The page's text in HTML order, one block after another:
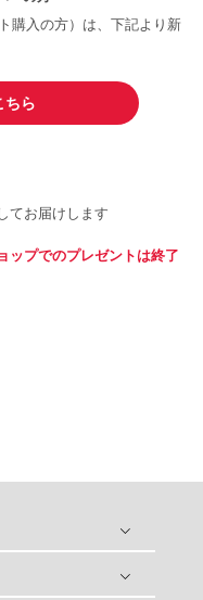
購入の方）は、下記より新
ちら
てお届けします
ップでのプレゼントは終了